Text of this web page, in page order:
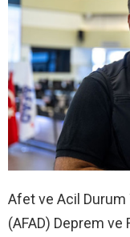
Afet ve Acil Durum
(AFAD) Deprem